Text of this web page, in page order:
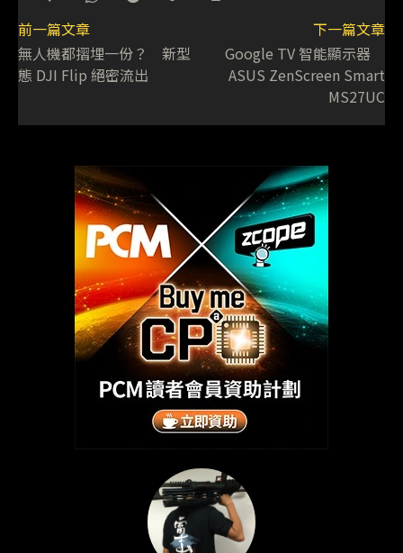
前一篇文章
無人機都摺埋一份？ 新型
態 DJI Flip 絕密流出
下一篇文章
Google TV 智能顯示器
ASUS ZenScreen Smart
MS27UC